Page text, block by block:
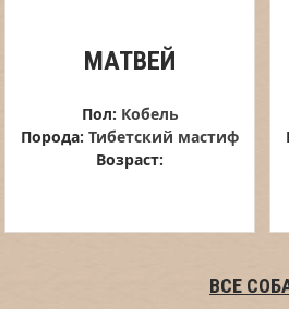
МАТВЕЙ
Пол: Кобель
Порода: Тибетский мастиф
Возраст:
ВСЕ